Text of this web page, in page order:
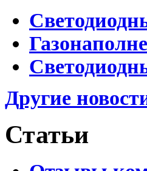
Другие
Статьи